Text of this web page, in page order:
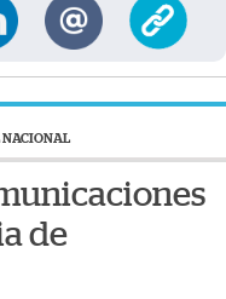
NACIONAL
de